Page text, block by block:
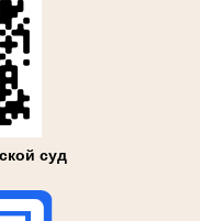
суд